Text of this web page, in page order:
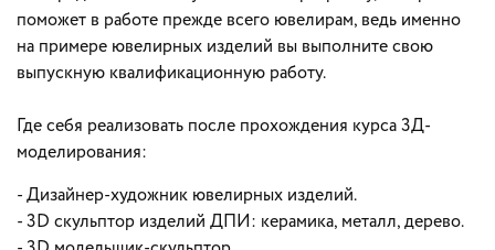
поможет в работе прежде всего ювелирам, ведь именно
на примере ювелирных изделий вы выполните свою
выпускную квалификационную работу.
Где себя реализовать после прохождения курса 3Д-
моделирования:
- Дизайнер-художник ювелирных изделий.
- 3D скульптор изделий ДПИ: керамика, металл, дерево.